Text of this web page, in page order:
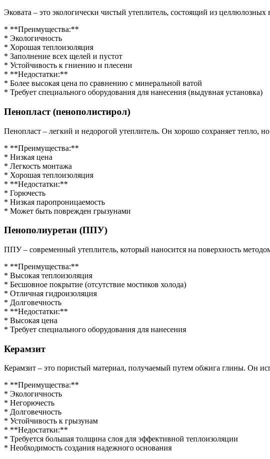
Эковата – это экологически чистый утеплитель, состоящий из
* **Преимущества:**
* Экологичность
* Хорошая теплоизоляция
* Заполнение всех щелей и пустот
* Устойчивость к гниению и плесени
* **Недостатки:**
* Более высокая цена по сравнению с минеральной ватой
* Требует специального оборудования для нанесения (выдувная установка)
Пенопласт (пенополистирол)
Пенопласт – легкий и недорогой утеплитель. Он хорошо сохраняет тепло,
* **Преимущества:**
* Низкая цена
* Легкость монтажа
* Хорошая теплоизоляция
* **Недостатки:**
* Горючесть
* Низкая паропроницаемость
* Может быть поврежден грызунами
Пенополиуретан (ППУ)
ППУ – современный утеплитель, который наносится на поверхность
* **Преимущества:**
* Высокая теплоизоляция
* Бесшовное покрытие (отсутствие мостиков холода)
* Отличная гидроизоляция
* Долговечность
* **Недостатки:**
* Высокая цена
* Требует специального оборудования для нанесения
Керамзит
Керамзит – это пористый материал, получаемый путем обжига глины. Он
* **Преимущества:**
* Экологичность
* Негорючесть
* Долговечность
* Устойчивость к грызунам
* **Недостатки:**
* Требуется большая толщина слоя для эффективной теплоизоляции
* Необходимость создания надежного основания